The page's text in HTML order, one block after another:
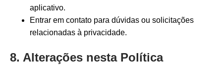
aplicativo.
Entrar em contato para dúvidas ou solicitações
relacionadas à privacidade.
8. Alterações nesta Política